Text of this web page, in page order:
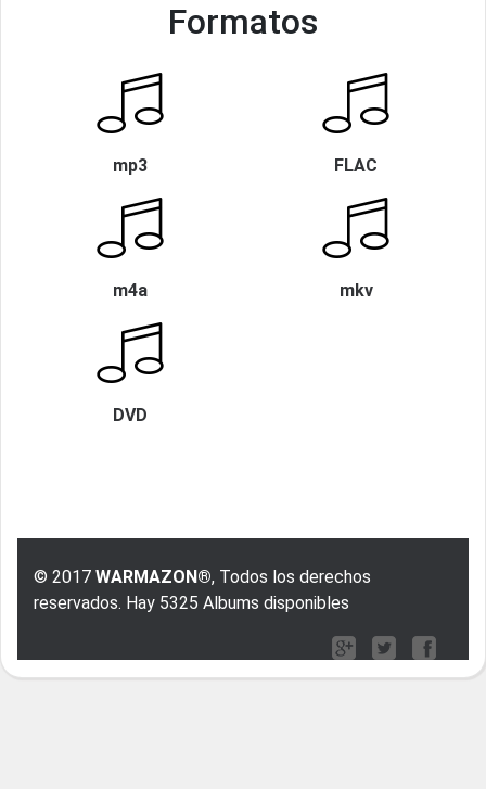
Formatos
mp3 FLAC
m4a mkv
DVD
© 2017 WARMAZON®, Todos los derechos
reservados. Hay 5325 Albums disponibles